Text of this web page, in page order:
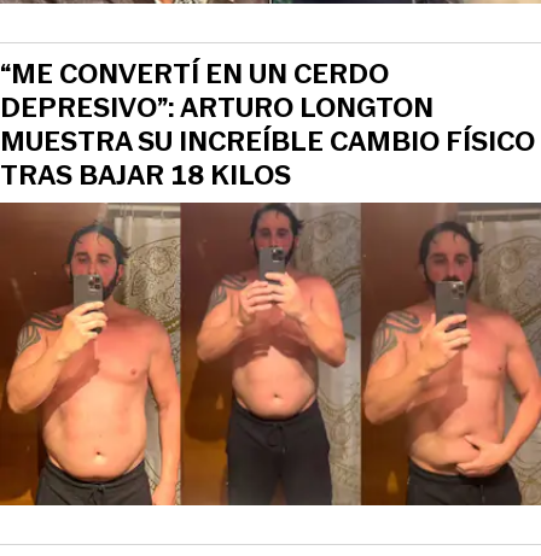
“ME CONVERTÍ EN UN CERDO
DEPRESIVO”: ARTURO LONGTON
MUESTRA SU INCREÍBLE CAMBIO FÍSICO
TRAS BAJAR 18 KILOS